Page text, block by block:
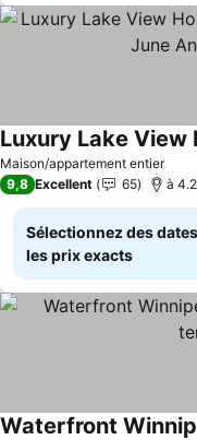
Maison/appartement entier
9,8 Excellent 65 à
Sélectionnez des
les prix exacts